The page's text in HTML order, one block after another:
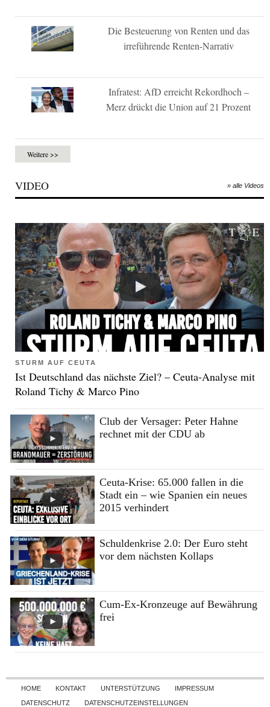
Die Besteuerung von Renten und das
irreführende Renten-Narrativ
Infratest: AfD erreicht Rekordhoch –
Merz drückt die Union auf 21 Prozent
Weitere >>
VIDEO » alle Videos
STURM AUF CEUTA
Ist Deutschland das nächste Ziel? – Ceuta-Analyse mit
Roland Tichy & Marco Pino
Club der Versager: Peter Hahne
rechnet mit der CDU ab
Ceuta-Krise: 65.000 fallen in die
Stadt ein – wie Spanien ein neues
2015 verhindert
Schuldenkrise 2.0: Der Euro steht
vor dem nächsten Kollaps
Cum-Ex-Kronzeuge auf Bewährung
frei
Skip to content
HOME KONTAKT UNTERSTÜTZUNG
IMPRESSUM
DATENSCHUTZ
DATENSCHUTZEINSTELLUNGEN